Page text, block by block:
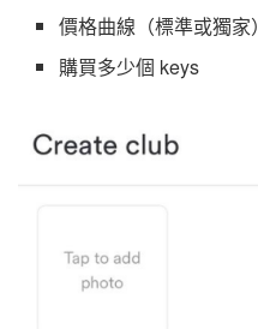
價格曲線（標準或獨家）
購買多少個 keys